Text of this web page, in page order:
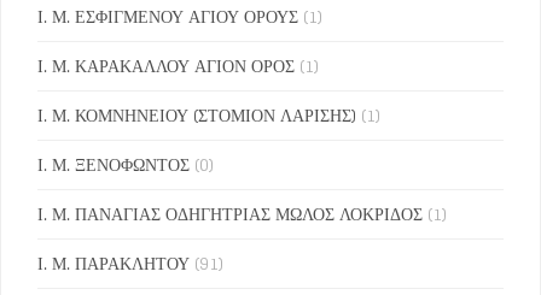
Ι. Μ. ΕΣΦΙΓΜΕΝΟΥ ΑΓΙΟΥ ΟΡΟΥΣ (1)
Ι. Μ. ΚΑΡΑΚΑΛΛΟΥ ΑΓΙΟΝ ΟΡΟΣ (1)
Ι. Μ. ΚΟΜΝΗΝΕΙΟΥ (ΣΤΟΜΙΟΝ ΛΑΡΙΣΗΣ) (1)
Ι. Μ. ΞΕΝΟΦΩΝΤΟΣ (0)
Ι. Μ. ΠΑΝΑΓΙΑΣ ΟΔΗΓΗΤΡΙΑΣ ΜΩΛΟΣ ΛΟΚΡΙΔΟΣ (1)
Ι. Μ. ΠΑΡΑΚΛΗΤΟΥ (91)